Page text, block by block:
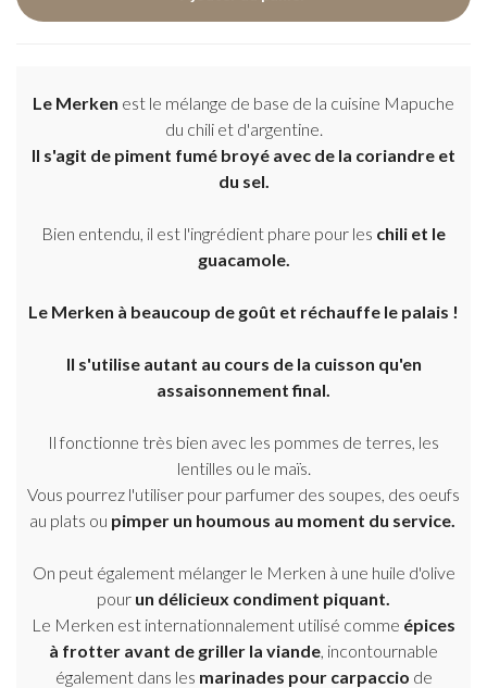
Le Merken est le mélange de base de la cuisine Mapuche
du chili et d'argentine.
Il s'agit de piment fumé broyé avec de la coriandre et
du sel.
Bien entendu, il est l'ingrédient phare pour les chili et le
guacamole.
Le Merken à beaucoup de goût et réchauffe le palais !
Il s'utilise autant au cours de la cuisson qu'en
assaisonnement final.
Il fonctionne très bien avec les pommes de terres, les
lentilles ou le maïs.
Vous pourrez l'utiliser pour parfumer des soupes, des oeufs
au plats ou pimper un houmous au moment du service.
On peut également mélanger le Merken à une huile d'olive
pour un délicieux condiment piquant.
Le Merken est internationnalement utilisé comme épices
à frotter avant de griller la viande, incontournable
également dans les marinades pour carpaccio de